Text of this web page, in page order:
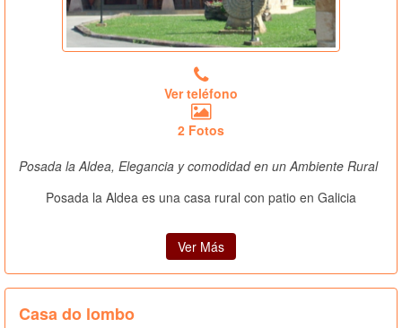
Ver teléfono
2 Fotos
Posada la Aldea, Elegancia y comodidad en un Ambiente Rural
Posada la Aldea es una casa rural con patio en Galicia
Ver Más
Casa do lombo